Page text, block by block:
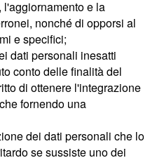
e la
nonché di opporsi al
e specifici;
dati personali inesatti
conto delle finalità del
di ottenere l'integrazione
fornendo una
dei dati personali che lo
se sussiste uno dei